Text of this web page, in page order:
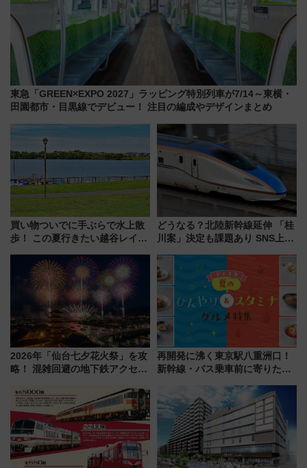
東急「GREEN×EXPO 2027」ラッピング特別列車が7/14～東横・
田園都市・目黒線でデビュー！ 注目の編成やデザインまとめ
買い物ついでに手ぶらで水上散
歩！ この夏行きたい越谷レイク
ア「LAKESIDE PARK」（埼玉
県越谷市）
どうなる？北陸新幹線延伸 「桂
川案」決定も課題あり SNS上の
2026年「仙台七夕花火祭」を攻
略！ 混雑回避の地下鉄アクセス
火前に楽しむ仙台観光ルートま
で解説！
再開発に沸く東京駅八重洲口！
新幹線・バス乗車前に寄りたい
やり＆スタミナグルメ」6選【新
店舗も！】